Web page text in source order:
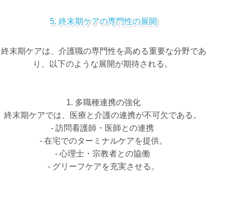
5. 終末期ケアの専門性の展開
終末期ケアは、介護職の専門性を高める重要な分野であ
り、以下のような展開が期待される。
1. 多職種連携の強化
終末期ケアでは、医療と介護の連携が不可欠である。
- 訪問看護師・医師との連携
- 在宅でのターミナルケアを提供。
- 心理士・宗教者との協働
- グリーフケアを充実させる。